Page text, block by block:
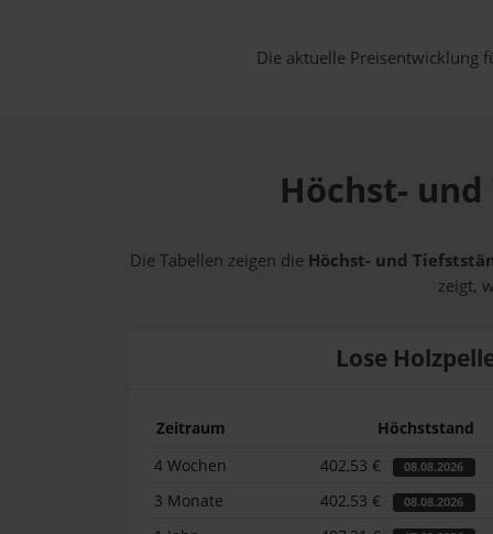
Die aktuelle Preisentwicklung
Höchst-
Die Tabellen zeigen die Höchst- und
zeigt,
Lose
Zeitraum Höchststand
4 Wochen
402,53 € 08.08.2026
3 Monate 402,53 € 08.08.2026